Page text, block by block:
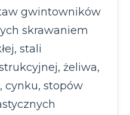
gwintowników
skrawaniem
stali
żeliwa,
cynku, stopów